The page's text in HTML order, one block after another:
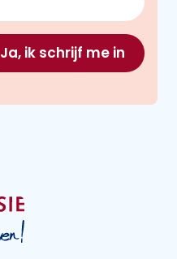
Ja, ik schrijf me in